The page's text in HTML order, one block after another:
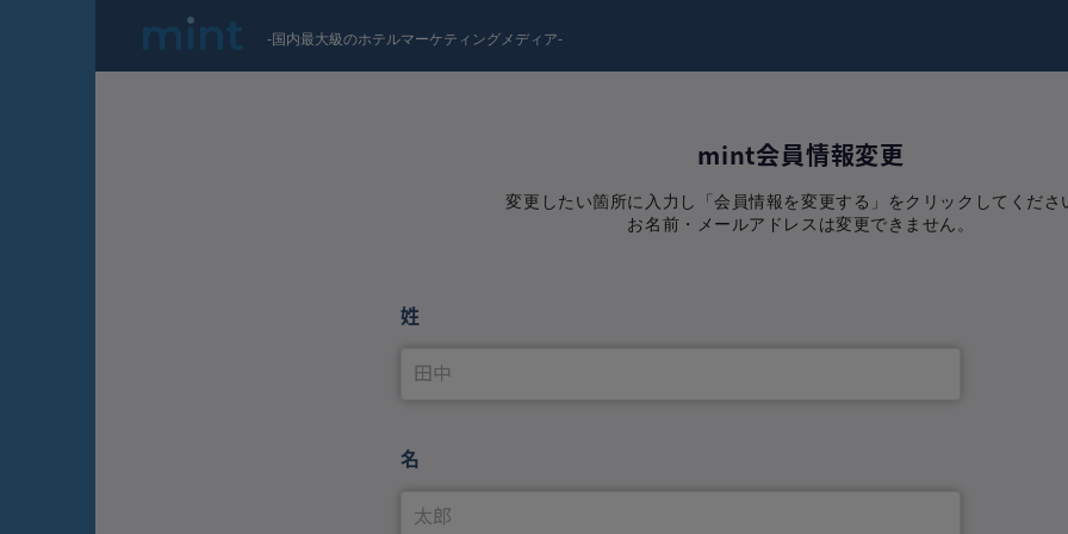
-国内最大級のホテルマーケティングメディア-
mint会員情報変更
変更したい箇所に入力し「会員情報を変更する」をクリックしてくださ
お名前・メールアドレスは変更できません。
姓
名